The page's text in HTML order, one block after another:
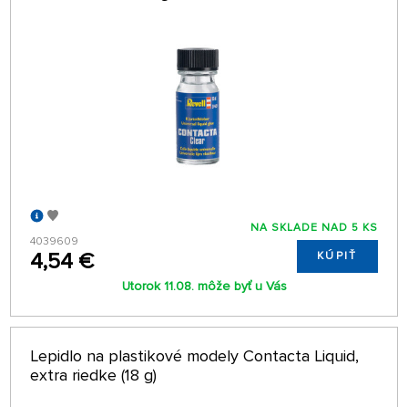
4039609
4,54 €
NA SKLADE NAD 5 KS
KÚPIŤ
Utorok 11.08. môže byť u Vás
Lepidlo na plastikové modely Contacta Liquid,
extra riedke (18 g)